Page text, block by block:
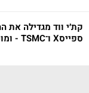
קת׳י ווד מגדילה את
ספייסX ו־TSMC - ומוכרת מניות...